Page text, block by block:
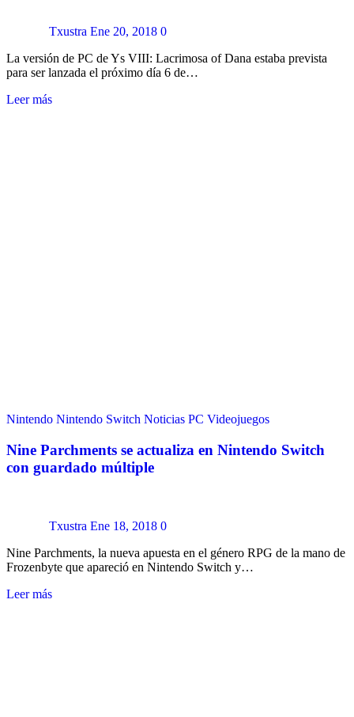
Txustra Ene 20, 2018 0
La versión de PC de Ys VIII: Lacrimosa of Dana estaba prevista
para ser lanzada el próximo día 6 de…
Leer más
Nintendo Nintendo Switch Noticias PC Videojuegos
Nine Parchments se actualiza en Nintendo Switch
con guardado múltiple
Txustra Ene 18, 2018 0
Nine Parchments, la nueva apuesta en el género RPG de la mano de
Frozenbyte que apareció en Nintendo Switch y…
Leer más